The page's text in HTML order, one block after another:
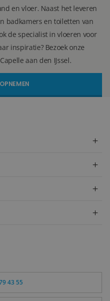
en vloer. Naast het leveren
badkamers en toiletten van
de specialist in vloeren voor
inspiratie? Bezoek onze
aan den IJssel.
43 55